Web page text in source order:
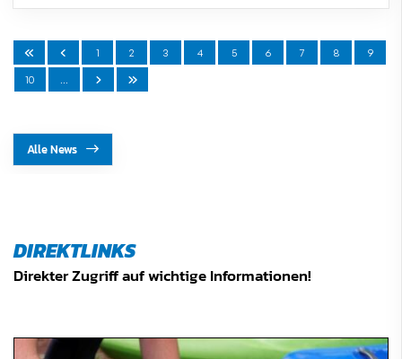
1 2 3 4 5 6 7 8
9
10
Alle News
DIREKTLINKS
Direkter Zugriff auf wichtige Informationen!